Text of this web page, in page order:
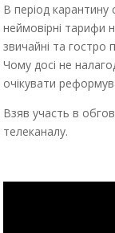
В період
неймовірні тарифи
звичайні та гостро
Чому досі не
очікувати
Взяв участь в
телеканалу.